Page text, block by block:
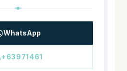
WhatsApp
+63971461